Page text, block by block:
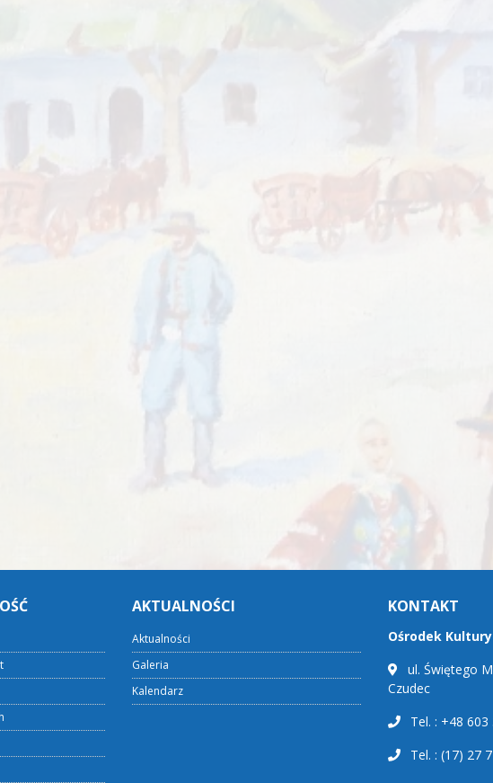
AKTUALNOŚCI
Aktualności
Galeria
Kalendarz
KONTAKT
Ośrodek
ul. Świętego
Czudec
Tel. : +48 603
Tel. : (17) 27